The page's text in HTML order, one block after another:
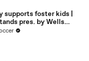
supports foster kids |
pres. by Wells